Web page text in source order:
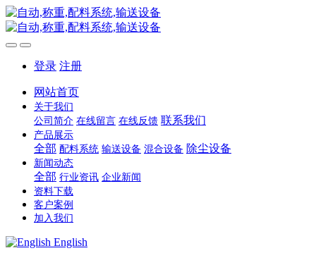
登录 注册
网站首页
关于我们
公司简介 在线留言 在线反馈 联系我们
产品展示
全部 配料系统 输送设备 混合设备 除尘设备
新闻动态
全部 行业资讯 企业新闻
资料下载
客户案例
加入我们
English